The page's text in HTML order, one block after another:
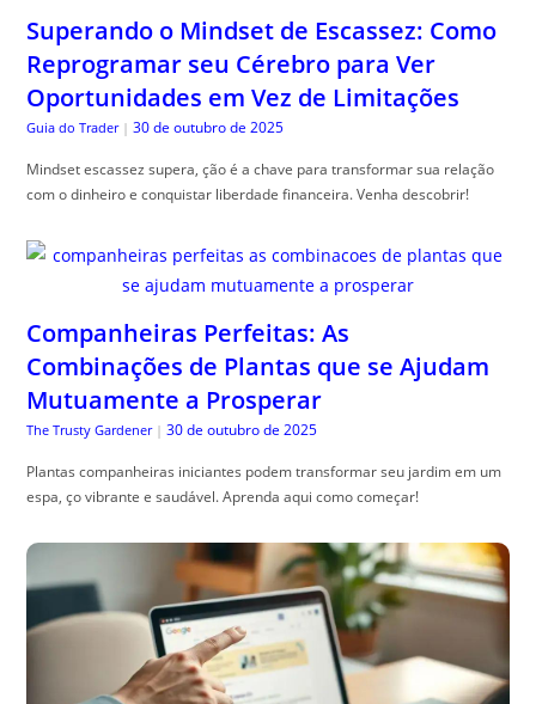
Superando o Mindset de Escassez: Como
Reprogramar seu Cérebro para Ver
Oportunidades em Vez de Limitações
Guia do Trader | 30 de outubro de 2025
Mindset escassez supera, ção é a chave para transformar sua relação
com o dinheiro e conquistar liberdade financeira. Venha descobrir!
Companheiras Perfeitas: As
Combinações de Plantas que se Ajudam
Mutuamente a Prosperar
The Trusty Gardener | 30 de outubro de 2025
Plantas companheiras iniciantes podem transformar seu jardim em um
espa, ço vibrante e saudável. Aprenda aqui como começar!